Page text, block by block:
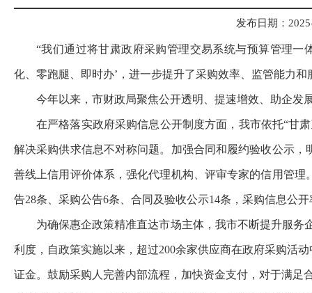
发布日期：
“我们通过将甘肃政府采购管理交易系统与预算管理
化、零跑腿、即时办’，进一步提升了采购效率、监管能力
今年以来，市财政局聚焦公开透明、提速增效、助企发
在严格落实政府采购信息公开制度方面，我市依托“甘
解决采购供求信息不对称问题。加强合同和履约验收公示
善线上信用评价体系，强化代理机构、评审专家的信用管
告28条、采购公告6条、合同及验收公示14条，采购信息公开
为确保惠企政策精准直达市场主体，我市不断提升服务
利度，自政策实施以来，超过200余家供应商在政府采购活
证金。鼓励采购人完善内部流程，加快资金支付，对于满